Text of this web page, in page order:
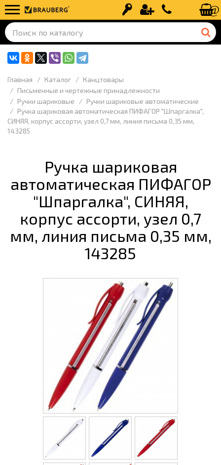
Вход Регистрация+7 (499) 110-
Главная Каталог
Канцтовары
Письменные и чертежные принадлежности
Ручки шариковые
Ручки шариковые автоматические
Ручка шариковая автоматическая ПИФАГОР "Шпаргалка",
СИНЯЯ, корпус ассорти, узел 0,7 мм, линия письма 0,35 мм,
143285
Ручка шариковая
автоматическая ПИФАГОР
"Шпаргалка", СИНЯЯ,
корпус ассорти, узел 0,7
мм, линия письма 0,35 мм,
143285